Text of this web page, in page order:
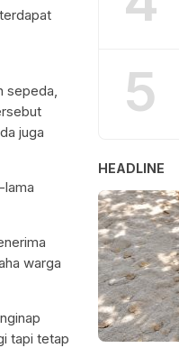
sepeda,
juga
lama
warga
tapi tetap
5
HEADLINE